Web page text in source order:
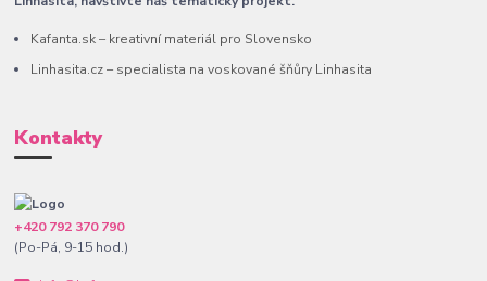
Kafanta.sk – kreativní materiál pro Slovensko
Linhasita.cz – specialista na voskované šňůry Linhasita
Kontakty
+420 792 370 790
(Po-Pá, 9-15 hod.)